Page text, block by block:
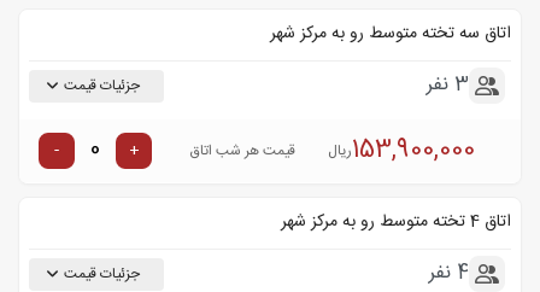
اتاق سه تخته متوسط رو به مرکز شهر
3 نفر جزئیات قیمت
153,900,000ریال قیمت هر شب اتاق +
-
اتاق 4 تخته متوسط رو به مرکز شهر
4 نفر جزئیات قیمت